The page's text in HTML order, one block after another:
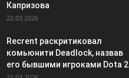
Капризова
22.03.2026
Recrent раскритиковал
комьюнити Deadlock, назвав
его бывшими игроками Dota 2